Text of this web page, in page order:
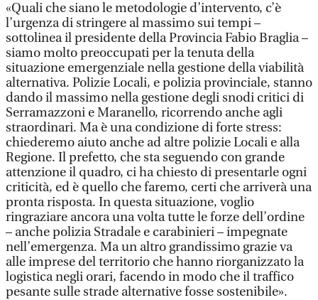
«Quali che siano le metodologie d’intervento, c’è
l’urgenza di stringere al massimo sui tempi –
sottolinea il presidente della Provincia Fabio Braglia –
siamo molto preoccupati per la tenuta della
situazione emergenziale nella gestione della viabilità
alternativa. Polizie Locali, e polizia provinciale, stanno
dando il massimo nella gestione degli snodi critici di
Serramazzoni e Maranello, ricorrendo anche agli
straordinari. Ma è una condizione di forte stress:
chiederemo aiuto anche ad altre polizie Locali e alla
Regione. Il prefetto, che sta seguendo con grande
attenzione il quadro, ci ha chiesto di presentarle ogni
criticità, ed è quello che faremo, certi che arriverà una
pronta risposta. In questa situazione, voglio
ringraziare ancora una volta tutte le forze dell’ordine
– anche polizia Stradale e carabinieri – impegnate
nell’emergenza. Ma un altro grandissimo grazie va
alle imprese del territorio che hanno riorganizzato la
logistica negli orari, facendo in modo che il traffico
pesante sulle strade alternative fosse sostenibile».